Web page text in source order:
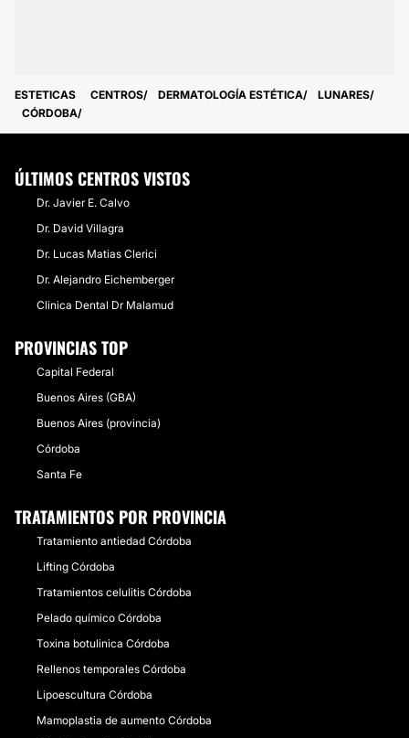
ESTETICAS CENTROS DERMATOLOGÍA ESTÉTICA
LUNARES
CÓRDOBA
ÚLTIMOS CENTROS VISTOS
Dr. Javier E. Calvo
Dr. David Villagra
Dr. Lucas Matias Clerici
Dr. Alejandro Eichemberger
Clinica Dental Dr Malamud
PROVINCIAS TOP
Capital Federal
Buenos Aires (GBA)
Buenos Aires (provincia)
Córdoba
Santa Fe
TRATAMIENTOS POR PROVINCIA
Tratamiento antiedad Córdoba
Lifting Córdoba
Tratamientos celulitis Córdoba
Pelado químico Córdoba
Toxina botulinica Córdoba
Rellenos temporales Córdoba
Lipoescultura Córdoba
Mamoplastia de aumento Córdoba